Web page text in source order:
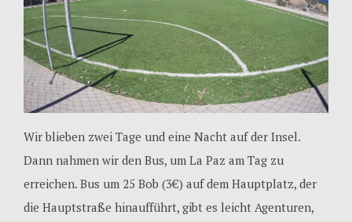
Wir blieben zwei Tage und eine Nacht auf der Insel.
Dann nahmen wir den Bus, um La Paz am Tag zu
erreichen. Bus um 25 Bob (3€) auf dem Hauptplatz, der
die Hauptstraße hinaufführt, gibt es leicht Agenturen,